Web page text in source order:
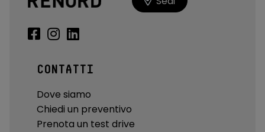
CONTATTI
Dove siamo
Chiedi un preventivo
Prenota un test drive